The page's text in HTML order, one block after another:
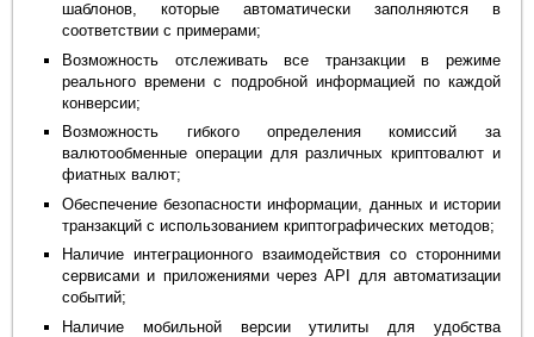
шаблонов, которые автоматически заполняются в
соответствии с примерами;
Возможность отслеживать все транзакции в режиме
реального времени с подробной информацией по каждой
конверсии;
Возможность гибкого определения комиссий за
валютообменные операции для различных криптовалют и
фиатных валют;
Обеспечение безопасности информации, данных и истории
транзакций с использованием криптографических методов;
Наличие интеграционного взаимодействия со сторонними
сервисами и приложениями через API для автоматизации
событий;
Наличие мобильной версии утилиты для удобства